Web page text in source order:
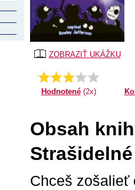
ZOBRAZIŤ UKÁŽKU
Priemer:
3.0
Hodnotené(2x)
Obsah
Chceš zošalieť